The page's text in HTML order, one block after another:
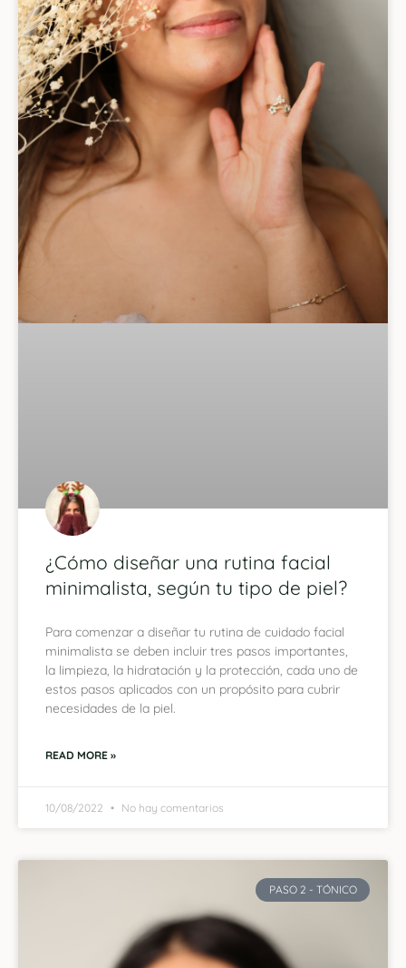
¿Cómo diseñar una rutina facial
minimalista, según tu tipo de piel?
Para comenzar a diseñar tu rutina de cuidado facial
minimalista se deben incluir tres pasos importantes,
la limpieza, la hidratación y la protección, cada uno de
estos pasos aplicados con un propósito para cubrir
necesidades de la piel.
READ MORE »
10/08/2022 No hay comentarios
PASO 2 - TÓNICO